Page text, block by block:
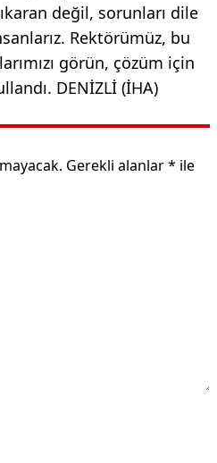
değil, sorunları dile
Rektörümüz, bu
görün, çözüm için
DENİZLİ (İHA)
Gerekli alanlar* ile